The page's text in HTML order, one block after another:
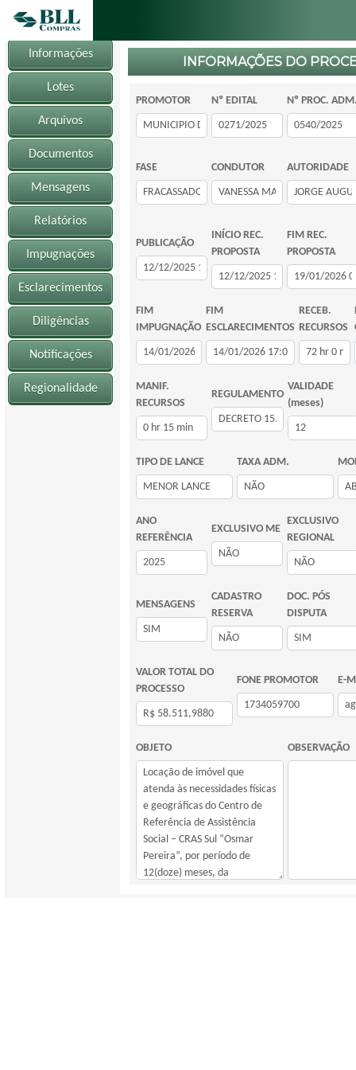
Informações
Lotes
Arquivos
Documentos
Mensagens
Relatórios
Impugnações
Esclarecimentos
Diligências
Notificações
Regionalidade
INFORMAÇÕES DO
PROMOTOR Nº EDITAL Nº PROC.
FASE CONDUTOR AUTORIDADE
PUBLICAÇÃO
INÍCIO REC.
PROPOSTA
FIM REC.
PROPOSTA
FIM
IMPUGNAÇÃO
FIM
ESCLARECIMENTOS
RECEB.
RECURSOS
MANIF.
RECURSOS
REGULAMENTO
VALIDADE
(meses)
TIPO DE LANCE TAXA ADM.
ANO
REFERÊNCIA
EXCLUSIVO ME
EXCLUSIVO
REGIONAL
MENSAGENS
CADASTRO
RESERVA
DOC. PÓS
DISPUTA
VALOR TOTAL DO
PROCESSO
FONE PROMOTOR E-
OBJETO OBSERVAÇÃO